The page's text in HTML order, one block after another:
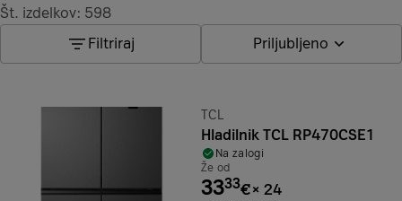
Št. izdelkov: 598
Filtriraj
Priljubljeno
Znamka:
TCL
Hladilnik TCL RP470CSE1
Na zalogi
Že od
3333€× 24